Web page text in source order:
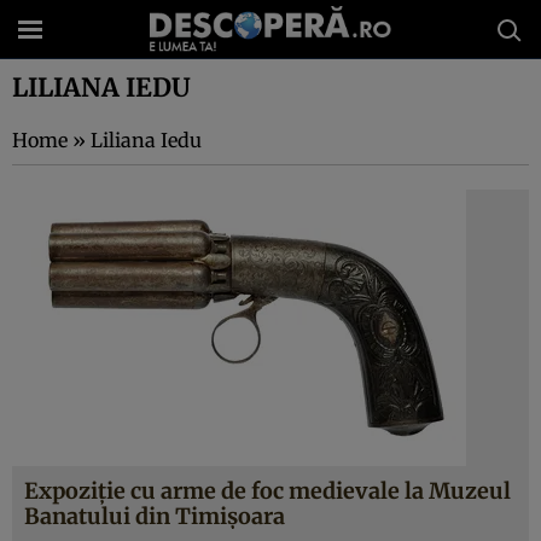
LILIANA IEDU
Home » Liliana Iedu
Expoziţie cu arme de foc medievale la Muzeul
Banatului din Timişoara